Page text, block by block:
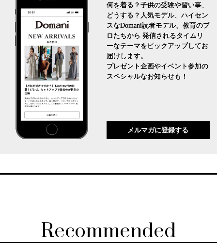
何を着る？子供の受験や習い事、
どうする？人気モデル、ハイセン
スなDomani読者モデル、教育のプ
ロたちから 発信されるタイムリ
ーなテーマをピックアップしてお
届けします。
プレゼント企画やイベント参加の
スペシャルなお知らせも！
メルマガに登録する
Recommended